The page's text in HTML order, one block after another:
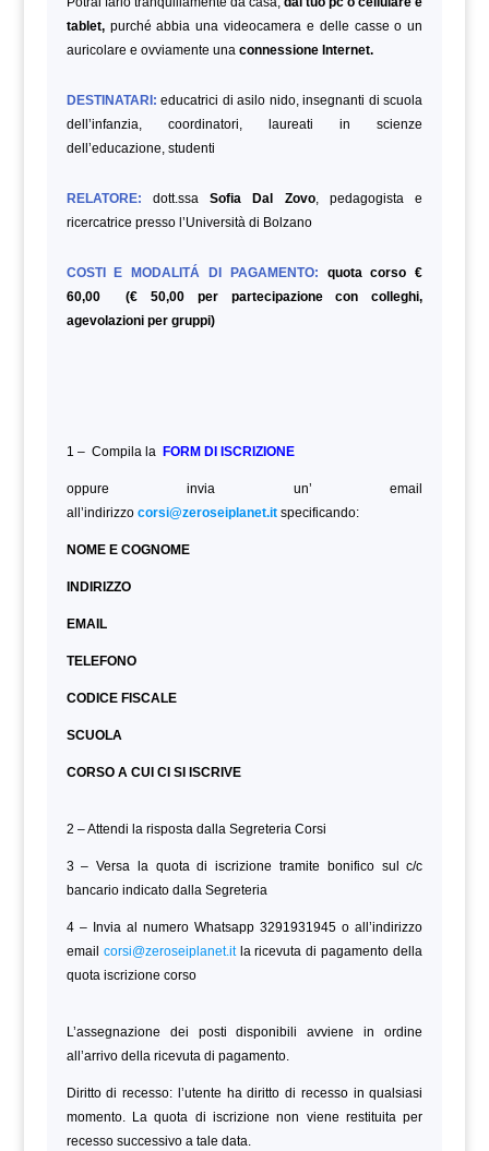
tablet,purché abbia una videocamera e delle casse o un
auricolare e ovviamente una connessione Internet.
DESTINATARI: educatrici di asilo nido, insegnanti di scuola
dell’infanzia, coordinatori, laureati in scienze
dell’educazione, studenti
RELATORE: dott.ssaSofia Dal Zovo, pedagogista e
ricercatrice presso l’Università di Bolzano
COSTI E MODALITÁ DI PAGAMENTO:
quota corso €
60,00 (€ 50,00 per partecipazione con colleghi,
agevolazioni per gruppi)
1 – Compila la FORM DI ISCRIZIONE
oppure invia un’ email
all’indirizzo corsi@zeroseiplanet.itspecificando:
NOME E COGNOME
INDIRIZZO
EMAIL
TELEFONO
CODICE FISCALE
SCUOLA
CORSO A CUI CI SI ISCRIVE
2 – Attendi la risposta dalla Segreteria Corsi
3 – Versa la quota di iscrizione tramite bonifico sul c/c
bancario indicato dalla Segreteria
4 – Invia al numero Whatsapp 3291931945 o all’indirizzo
email corsi@zeroseiplanet.itla ricevuta di pagamento della
quota iscrizione corso
L’assegnazione dei posti disponibili avviene in ordine
all’arrivo della ricevuta di pagamento.
Diritto di recesso: l’utente ha diritto di recesso in qualsiasi
momento. La quota di iscrizione non viene restituita per
recesso successivo a tale data.